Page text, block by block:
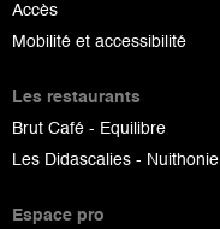
Accès
Mobilité et accessibilité
Les restaurants
Brut Café - Equilibre
Les Didascalies - Nuithonie
Espace pro